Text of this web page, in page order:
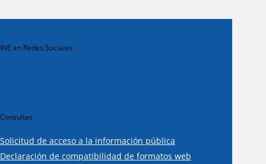
INE en Redes Sociales
Consultas
Solicitud de acceso a la información pública
Declaración de compatibilidad de formatos web